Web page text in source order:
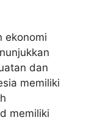
ekonomi
dan
memiliki
memiliki